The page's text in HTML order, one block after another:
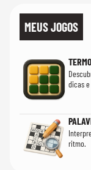
MEUS JOGOS
TERMO
dicas
ritmo.